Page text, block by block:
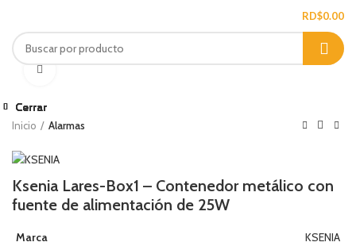
RD$0.00
Inicio Alarmas
Ksenia Lares-Box1 – Contenedor metálico con
fuente de alimentación de 25W
Marca KSENIA
Cerrar
Cerrar
Cerrar
Cerrar
Cerrar
Cerrar
Cerrar
Cerrar